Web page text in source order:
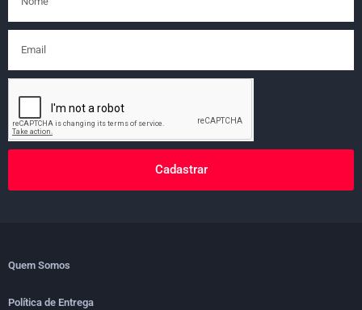
Cadastrar
Quem Somos
Política de Entrega